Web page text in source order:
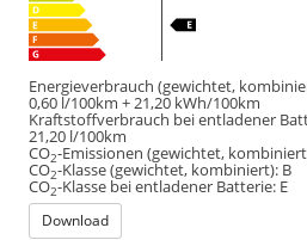
Energieverbrauch (gewichtet,
0,60 l/100km + 21,20 kWh/100km
Kraftstoffverbrauch bei entladener
21,20 l/100km
CO2-Emissionen (gewichtet,
CO2-Klasse (gewichtet, kombiniert): B
CO2-Klasse bei entladener Batterie: E
Download